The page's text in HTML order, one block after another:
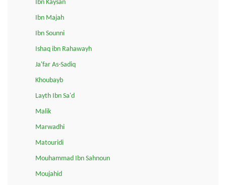
Ibn Kaysan
Ibn Majah
Ibn Sounni
Ishaq ibn Rahawayh
Ja'far As-Sadiq
Khoubayb
Layth Ibn Sa'd
Malik
Marwadhi
Matouridi
Mouhammad Ibn Sahnoun
Moujahid